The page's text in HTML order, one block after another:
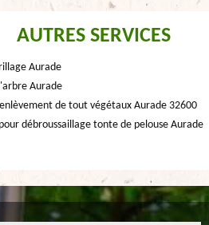
AUTRES SERVICES
Aurade
Aurade
de tout végétaux Aurade 32600
débroussaillage tonte de pelouse Aurade